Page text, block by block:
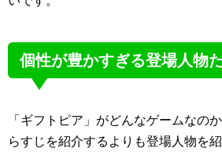
個性が豊かすぎる登場人物
「ギフトピア」がどんなゲームなの
らすじを紹介するよりも登場人物を